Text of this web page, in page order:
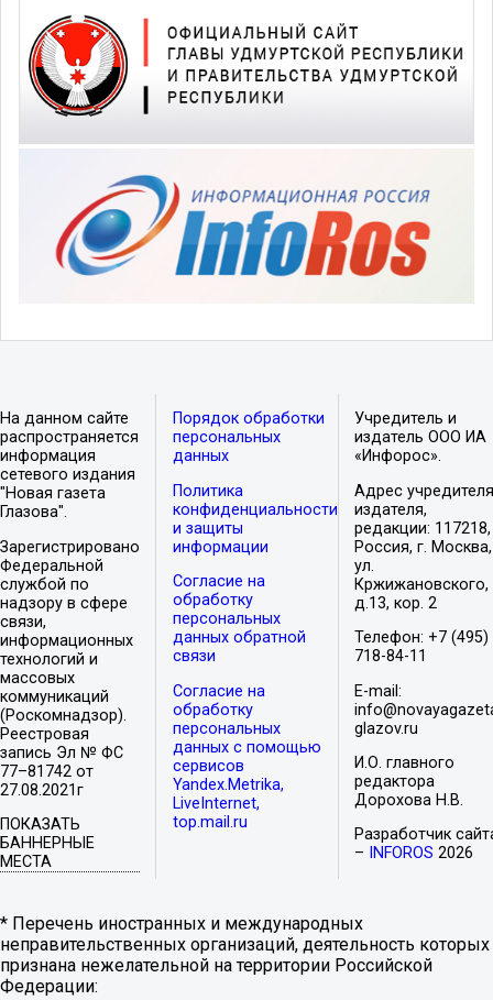
На данном сайте
распространяется
информация
сетевого издания
"Новая газета
Глазова".
Зарегистрировано
Федеральной
службой по
надзору в сфере
связи,
информационных
технологий и
массовых
коммуникаций
(Роскомнадзор).
Реестровая
запись Эл № ФС
77–81742 от
27.08.2021г
ПОКАЗАТЬ
БАННЕРНЫЕ
МЕСТА
Порядок обработки
персональных
данных
Политика
конфиденциальности
и защиты
информации
Согласие на
обработку
персональных
данных обратной
связи
Согласие на
обработку
персональных
данных с помощью
сервисов
Yandex.Metrika,
LiveInternet,
top.mail.ru
Учредитель и
издатель ООО ИА
«Инфорос».
Адрес
издателя,
редакции: 117218,
Россия, г. Москва,
ул.
Кржижановского,
д.13, кор. 2
Телефон: +7 (495)
718-84-11
E-mail:
glazov.ru
И.О. главного
редактора
Дорохова Н.В.
Разработчик
–
INFOROS 2026
* Перечень иностранных и международных
неправительственных организаций, деятельность которых
признана нежелательной на территории Российской
Федерации: